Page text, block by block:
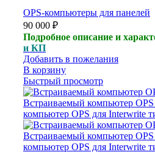
OPS-компьютеры для панелей
90 000 ₽
Подробное описание и
и КП
Добавить в пожелания
В корзину
Быстрый просмотр